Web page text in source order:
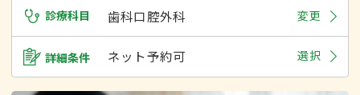
診療科目 歯科口腔外科 変更
詳細条件 ネット予約可 選択